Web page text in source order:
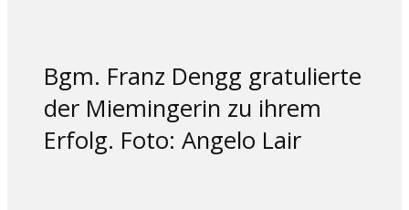
Bgm. Franz Dengg gratulierte
der Miemingerin zu ihrem
Erfolg. Foto: Angelo Lair